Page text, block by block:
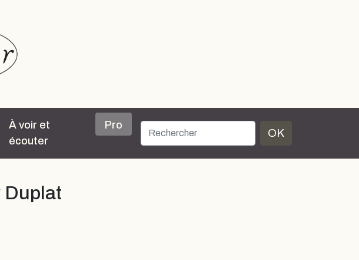
À voir et
écouter
Pro
OK
Duplat